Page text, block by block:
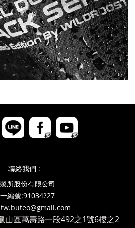
聯絡我們 :
所股份有限公司
編號:91034227
山區萬壽路一段492之1號6樓之2